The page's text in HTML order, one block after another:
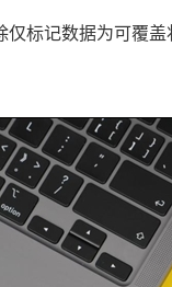
仅标记数据为可覆